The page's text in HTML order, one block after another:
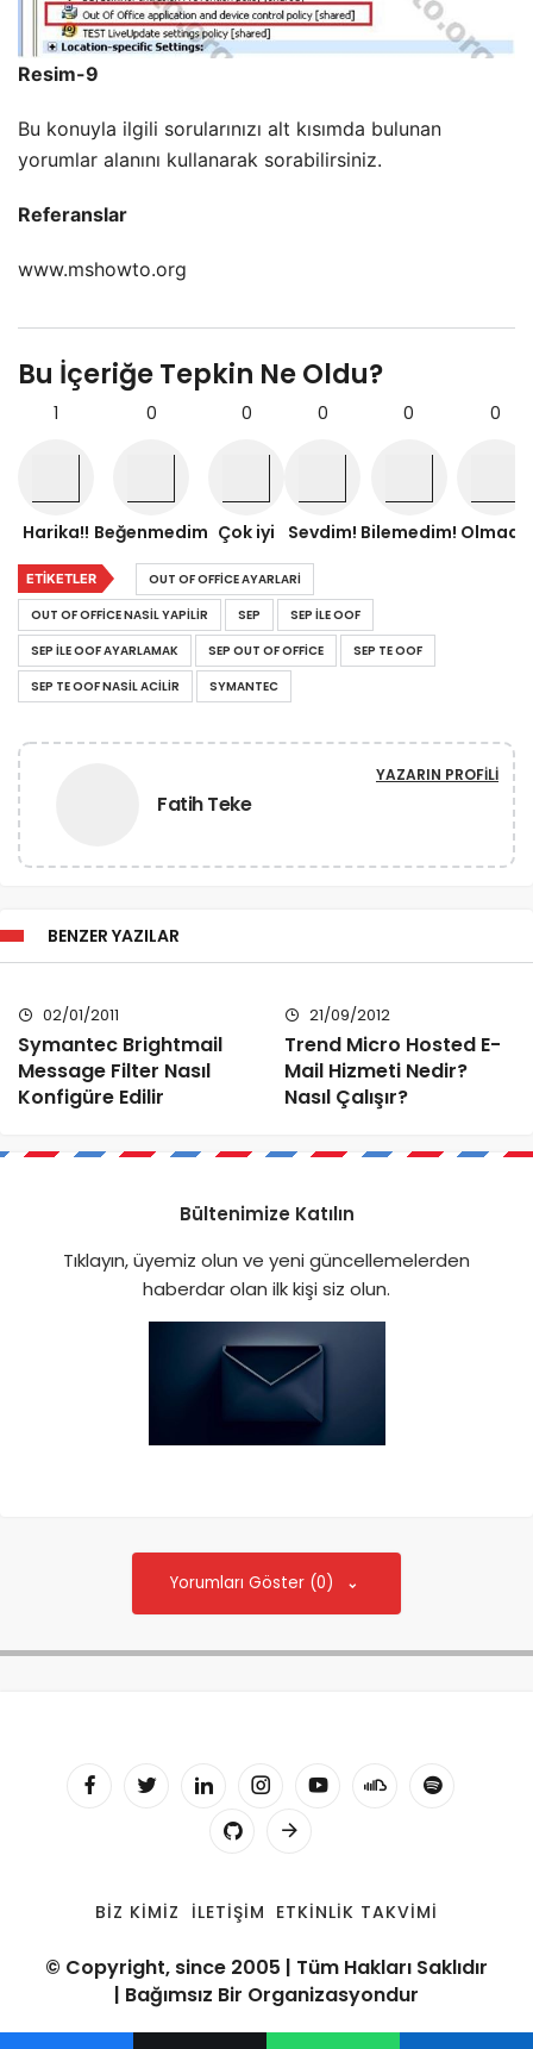
Resim-9
Bu konuyla ilgili sorularınızı alt kısımda bulunan
yorumlar alanını kullanarak sorabilirsiniz.
Referanslar
www.mshowto.org
Bu İçeriğe Tepkin Ne Oldu?
1
Harika!!
0
Beğenmedim
0
Çok iyi
0
Sevdim!
0
Bilemedim!
0
Olmadı!
ETIKETLER
OUT OF OFFICE AYARLARI
OUT OF OFFICE NASIL YAPILIR
SEP
SEP ILE OOF
SEP ILE OOF AYARLAMAK
SEP OUT OF OFFICE
SEP TE OOF
SEP TE OOF NASIL ACILIR
SYMANTEC
Fatih Teke
YAZARIN PROFILI
BENZER YAZILAR
02/01/2011
Symantec Brightmail
Message Filter Nasıl
Konfigüre Edilir
21/09/2012
Trend Micro Hosted E-
Mail Hizmeti Nedir?
Nasıl Çalışır?
Bültenimize Katılın
Tıklayın, üyemiz olun ve yeni güncellemelerden
haberdar olan ilk kişi siz olun.
Yorumları Göster (0)
BIZ KIMIZ İLETIŞIM ETKINLIK TAKVIMI
© Copyright, since 2005 | Tüm Hakları Saklıdır
| Bağımsız Bir Organizasyondur